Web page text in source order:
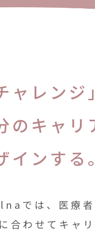
ャレンジ
のキャリ
インする。
では、医療者
合わせてキャ